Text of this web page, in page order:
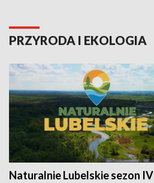
PRZYRODA I EKOLOGIA
Naturalnie Lubelskie sezon IV